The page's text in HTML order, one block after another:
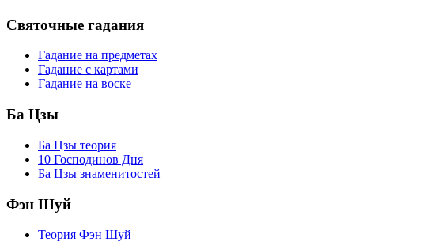
Святочные гадания
Гадание на предметах
Гадание с картами
Гадание на воске
Ба Цзы
Ба Цзы теория
10 Господинов Дня
Ба Цзы знаменитостей
Фэн Шуй
Теория Фэн Шуй